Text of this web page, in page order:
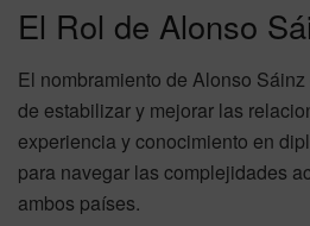
El Rol de Alonso
El nombramiento de Alonso
de estabilizar y mejorar las
experiencia y conocimiento en
para navegar las complejidades
ambos países.